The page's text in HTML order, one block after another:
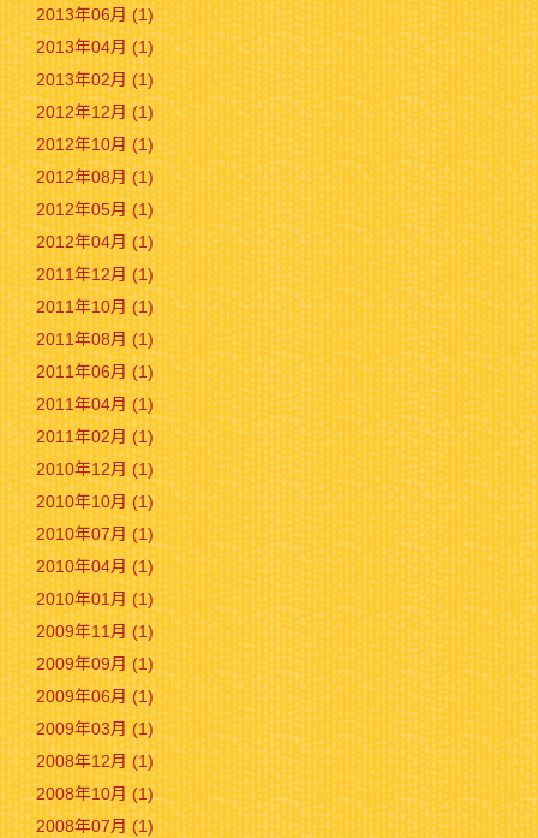
2013年06月 (1)
2013年04月 (1)
2013年02月 (1)
2012年12月 (1)
2012年10月 (1)
2012年08月 (1)
2012年05月 (1)
2012年04月 (1)
2011年12月 (1)
2011年10月 (1)
2011年08月 (1)
2011年06月 (1)
2011年04月 (1)
2011年02月 (1)
2010年12月 (1)
2010年10月 (1)
2010年07月 (1)
2010年04月 (1)
2010年01月 (1)
2009年11月 (1)
2009年09月 (1)
2009年06月 (1)
2009年03月 (1)
2008年12月 (1)
2008年10月 (1)
2008年07月 (1)